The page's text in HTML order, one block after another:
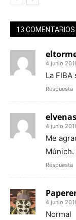
13 COMENTARIOS
4 junio
La
Respuesta
elvenas
4 junio
Me
Múnich.
Respuesta
4 junio
Normal